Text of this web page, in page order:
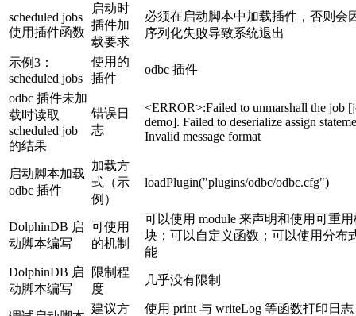
scheduled jobs
使用插件函数
启动时
插件加
载要求
必须在启动脚本中加载插件，否则会
序列化失败导致系统退出
示例3：
scheduled jobs
使用的
插件
odbc 插件
odbc 插件未加
载时读取
scheduled job
的结果
错误日
志
<ERROR>:Failed to unmarshall the job
demo]. Failed to deserialize assign
Invalid message format
启动脚本加载
odbc 插件
加载方
式（示
例）
loadPlugin("plugins/odbc/odbc.cfg")
DolphinDB 启
动脚本编写
可使用
的机制
可以使用 module 来声明和使用可重
块；可以自定义函数；可以使用分布
能
DolphinDB 启
动脚本编写
限制程
度
几乎没有限制
建议方
使用 print 与 writeLog 等函数打印日